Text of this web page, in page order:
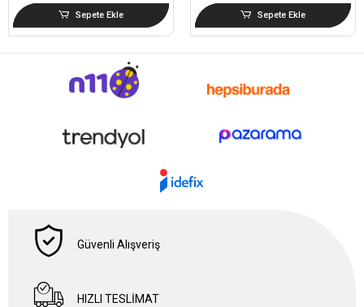
Sepete Ekle Sepete Ekle
Güvenli Alışveriş
HIZLI TESLİMAT